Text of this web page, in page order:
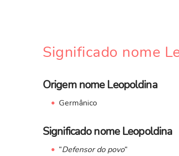
Significado nome
Origem nome Leopoldina
Germânico
Significado nome Leopoldina
“Defensor do povo“